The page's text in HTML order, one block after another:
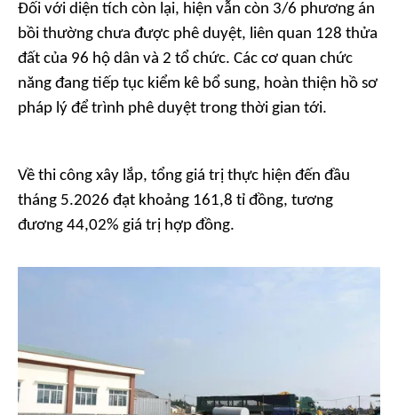
Đối với diện tích còn lại, hiện vẫn còn 3/6 phương án
bồi thường chưa được phê duyệt, liên quan 128 thửa
đất của 96 hộ dân và 2 tổ chức. Các cơ quan chức
năng đang tiếp tục kiểm kê bổ sung, hoàn thiện hồ sơ
pháp lý để trình phê duyệt trong thời gian tới.
Về thi công xây lắp, tổng giá trị thực hiện đến đầu
tháng 5.2026 đạt khoảng 161,8 tỉ đồng, tương
đương 44,02% giá trị hợp đồng.